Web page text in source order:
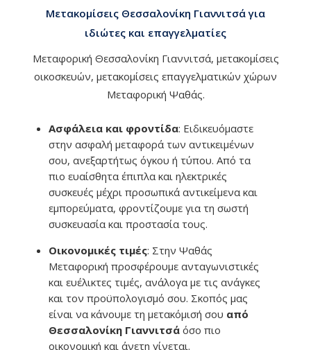
Μετακομίσεις Θεσσαλονίκη Γιαννιτσά για
ιδιώτες και επαγγελματίες
Μεταφορική Θεσσαλονίκη Γιαννιτσά, μετακομίσεις
οικοσκευών, μετακομίσεις επαγγελματικών χώρων
Μεταφορική Ψαθάς.
Ασφάλεια και φροντίδα: Ειδικευόμαστε
στην ασφαλή μεταφορά των αντικειμένων
σου, ανεξαρτήτως όγκου ή τύπου. Από τα
πιο ευαίσθητα έπιπλα και ηλεκτρικές
συσκευές μέχρι προσωπικά αντικείμενα και
εμπορεύματα, φροντίζουμε για τη σωστή
συσκευασία και προστασία τους.
Οικονομικές τιμές: Στην Ψαθάς
Μεταφορική προσφέρουμε ανταγωνιστικές
και ευέλικτες τιμές, ανάλογα με τις ανάγκες
και τον προϋπολογισμό σου. Σκοπός μας
είναι να κάνουμε τη μετακόμισή σου από
Θεσσαλονίκη Γιαννιτσά όσο πιο
οικονομική και άνετη γίνεται.